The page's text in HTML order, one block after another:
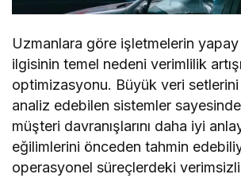
Uzmanlara göre işletmelerin
ilgisinin temel nedeni verimlilik
optimizasyonu. Büyük veri setlerini
analiz edebilen sistemler
müşteri davranışlarını daha iyi
eğilimlerini önceden tahmin
operasyonel süreçlerdeki